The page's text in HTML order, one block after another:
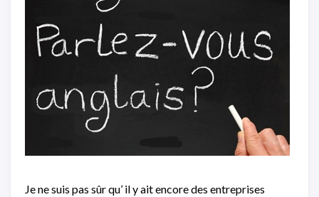
Je ne suis pas sûr qu’ il y ait encore des entreprises